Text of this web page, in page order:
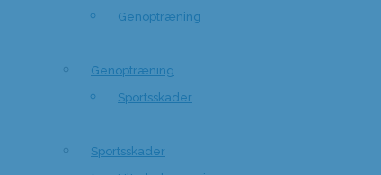
Genoptræning
Sportsskader
Genoptræning
Sportsskader